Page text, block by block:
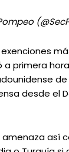
a primera
de
desde el
amenaza así